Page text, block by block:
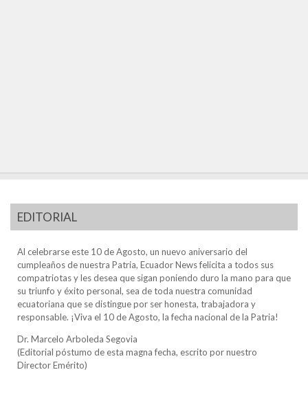
EDITORIAL
Al celebrarse este 10 de Agosto, un nuevo aniversario del
cumpleaños de nuestra Patria, Ecuador News felicita a todos sus
compatriotas y les desea que sigan poniendo duro la mano para que
su triunfo y éxito personal, sea de toda nuestra comunidad
ecuatoriana que se distingue por ser honesta, trabajadora y
responsable. ¡Viva el 10 de Agosto, la fecha nacional de la Patria!
Dr. Marcelo Arboleda Segovia
(Editorial póstumo de esta magna fecha, escrito por nuestro
Director Emérito)